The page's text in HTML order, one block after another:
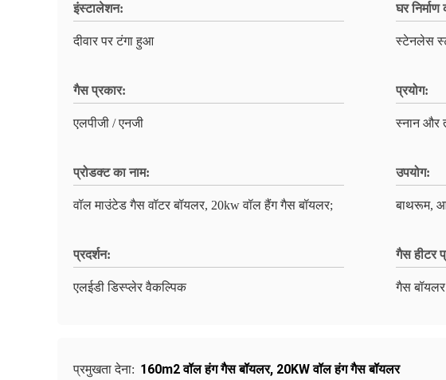
इंस्टालेशन:
दीवार पर टंगा हुआ
घर निर्माण
स्टेनलेस
गैस प्रकार:
एलपीजी / एनजी
प्रयोग:
स्नान और
प्रोडक्ट का नाम:
वॉल माउंटेड गैस वॉटर बॉयलर, 20kw वॉल हैंग गैस बॉयलर;
उपयोग:
बाथरूम,
प्रदर्शन:
एलईडी डिस्प्लेर वैकल्पिक
गैस हीटर
गैस बॉयलर
प्रमुखता देना: 160m2 वॉल हंग गैस बॉयलर, 20KW वॉल हंग गैस बॉयलर